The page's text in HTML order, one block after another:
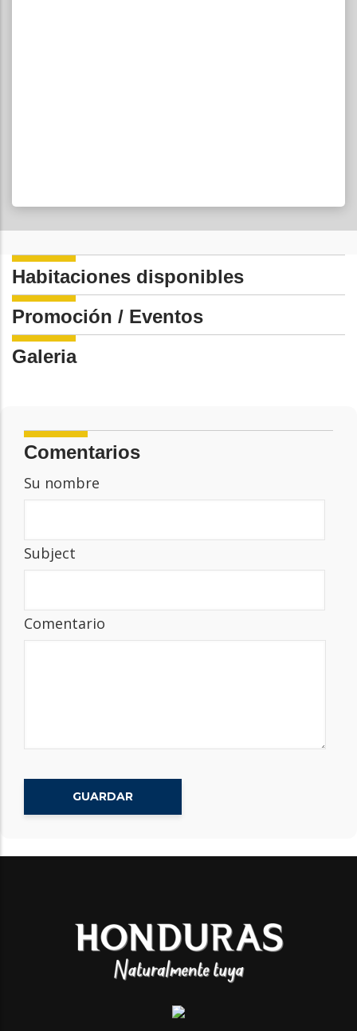
Habitaciones disponibles
Promoción / Eventos
Galeria
Comentarios
Su nombre
Subject
Comentario